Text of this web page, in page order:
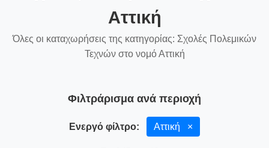
Αττική
Όλες οι καταχωρήσεις της κατηγορίας: Σχολές Πολεμικών
Τεχνών στο νομό Αττική
Φιλτράρισμα ανά περιοχή
Ενεργό φίλτρο: Αττική ×